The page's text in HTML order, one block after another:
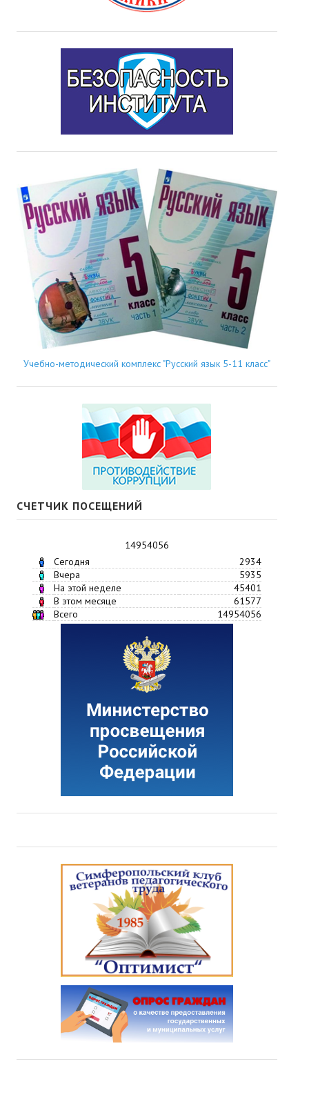
Учебно-методический комплекс "Русский язык 5-11 класс"
СЧЕТЧИК ПОСЕЩЕНИЙ
14954056
Сегодня
2934
Вчера
5935
На этой неделе
45401
В этом месяце
61577
Всего
14954056